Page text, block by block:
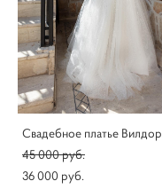
Свадебное платье Вилдор
45 000 pуб.
36 000 pуб.